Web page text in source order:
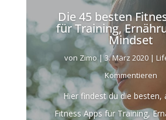
Die 45 besten
für Training,
Mindset
von Zimo|3. März 2020|
Kommentieren
Hier findest du die besten,
Fitness Apps für Training,